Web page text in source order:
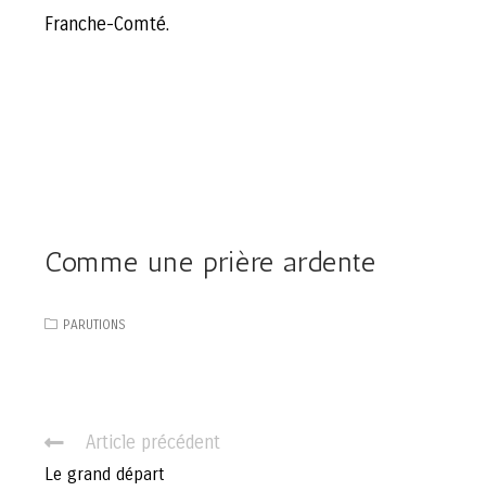
Franche-Comté.
Comme une prière ardente
PARUTIONS
C
o
Article précédent
Le grand départ